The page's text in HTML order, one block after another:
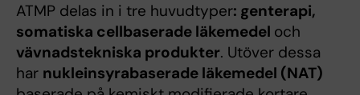
ATMP delas in i tre huvudtyper: genterapi,
somatiska cellbaserade läkemedel och
vävnadstekniska produkter. Utöver dessa
har nukleinsyrabaserade läkemedel (NAT)